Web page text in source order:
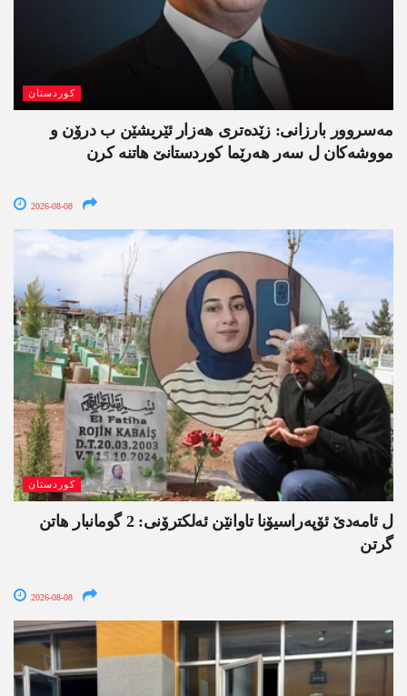
کوردستان
مەسروور بارزانی: زێدەتری ھەزار ئێریشێن ب درۆن و
مووشەکان ل سەر ھەرێما کوردستانێ ھاتنە کرن
2026-08-08
کوردستان
ل ئامەدێ ئۆپەراسیۆنا تاوانێن ئەلکترۆنی: 2 گومانبار ھاتن
گرتن
2026-08-08